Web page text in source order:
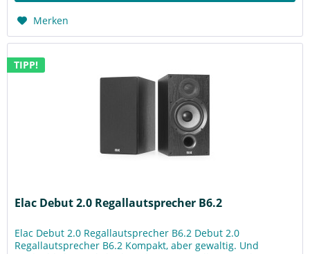
Merken
TIPP!
Elac Debut 2.0 Regallautsprecher B6.2
Elac Debut 2.0 Regallautsprecher B6.2 Debut 2.0
Regallautsprecher B6.2 Kompakt, aber gewaltig. Und